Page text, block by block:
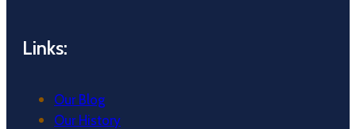
Links:
Our Blog
Our History